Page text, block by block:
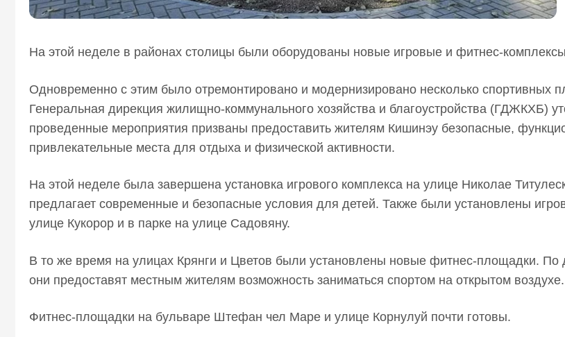
На этой неделе в районах столицы были оборудованы новые игровые и фитнес-
Одновременно с этим было отремонтировано и модернизировано несколько спортивных
Генеральная дирекция жилищно-коммунального хозяйства и благоустройства (ГДЖКХБ)
проведенные мероприятия призваны предоставить жителям Кишинэу безопасные,
привлекательные места для отдыха и физической активности.
На этой неделе была завершена установка игрового комплекса на улице Николае
предлагает современные и безопасные условия для детей. Также были установлены
улице Кукорор и в парке на улице Садовяну.
В то же время на улицах Крянги и Цветов были установлены новые фитнес-площадки. По
они предоставят местным жителям возможность заниматься спортом на открытом воздухе.
Фитнес-площадки на бульваре Штефан чел Маре и улице Корнулуй почти готовы.